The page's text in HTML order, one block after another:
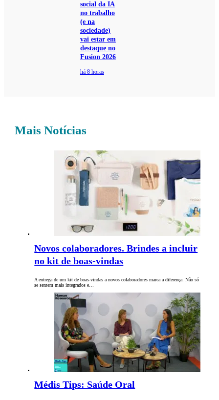
social da IA
no trabalho
(e na
sociedade)
vai estar em
destaque no
Fusion 2026
há 8 horas
Mais Notícias
Novos colaboradores. Brindes a incluir
no kit de boas-vindas
A entrega de um kit de boas-vindas a novos colaboradores marca a diferença. Não só
se sentem mais integrados e…
Médis Tips: Saúde Oral